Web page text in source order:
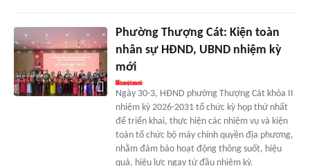
Phường Thượng Cát: Kiện toàn
nhân sự HĐND, UBND nhiệm kỳ
mới
Ngày 30-3, HĐND phường Thượng Cát khóa II
nhiệm kỳ 2026-2031 tổ chức kỳ họp thứ nhất
để triển khai, thực hiện các nhiệm vụ và kiện
toàn tổ chức bộ máy chính quyền địa phương,
nhằm đảm bảo hoạt động thông suốt, hiệu
quả, hiệu lực ngay từ đầu nhiệm kỳ.